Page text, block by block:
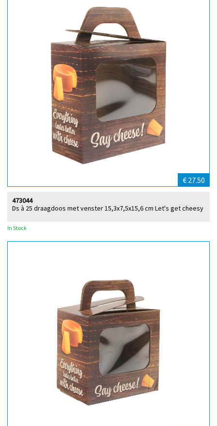
€ 27.50
Ds à 25 draagdoos met venster 15,3x7,5x15,6 cm Let's get cheesy
473044
In Stock